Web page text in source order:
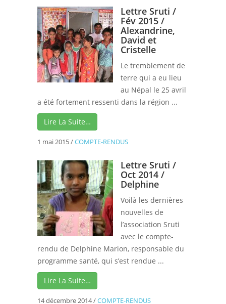
Lettre Sruti /
Fév 2015 /
Alexandrine,
David et
Cristelle
Le tremblement de
terre qui a eu lieu
au Népal le 25 avril
a été fortement ressenti dans la région ...
Lire La Suite…
1 mai 2015/COMPTE-RENDUS
Lettre Sruti /
Oct 2014 /
Delphine
Voilà les dernières
nouvelles de
l’association Sruti
avec le compte-
rendu de Delphine Marion, responsable du
programme santé, qui s’est rendue ...
Lire La Suite…
14 décembre 2014/COMPTE-RENDUS